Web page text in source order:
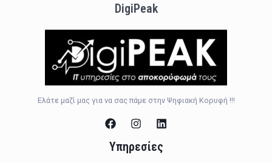
DigiPeak
Ελάτε μαζί μας για να σας πάμε στην Ψηφιακή Κορυφή !!!
Υπηρεσίες